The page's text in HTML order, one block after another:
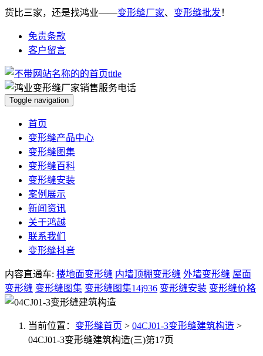
货比三家，还是找鸿业——变形缝厂家、 变形缝批发 ！
免责条款
客户留言
Toggle navigation
首页
变形缝产品中心
变形缝图集
变形缝百科
变形缝安装
案例展示
新闻资讯
关于鸿越
联系我们
变形缝抖音
内容直通车: 楼地面变形缝 内墙顶棚变形缝 外墙变形缝 屋面
变形缝 变形缝图集 变形缝图集14j936 变形缝安装 变形缝价格
当前位置： 变形缝首页 > 04CJ01-3变形缝建筑构造 >
04CJ01-3变形缝建筑构造(三)第17页